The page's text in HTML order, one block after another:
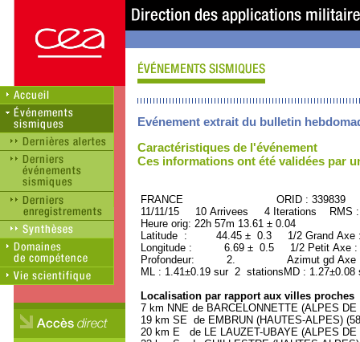
Evénement extrait du bulletin
Caractéristiques de l'événement
Ces informations ont été validées par
FRANCE ORID : 339839
11/11/15 10 Arrivees 4 Iterations RMS
Heure orig: 22h 57m 13.61 ± 0.04
Latitude : 44.45 ± 0.3 1/2 Grand
Longitude : 6.69 ± 0.5 1/2 Petit Axe
Profondeur: 2. Azimut gd Axe :
ML : 1.41±0.19 sur 2 stationsMD :
Localisation par rapport aux villes proches
7 km NNE de BARCELONNETTE (ALPES
19 km SE de EMBRUN (HAUTES-ALPES)
20 km E de LE LAUZET-UBAYE (ALPES DE